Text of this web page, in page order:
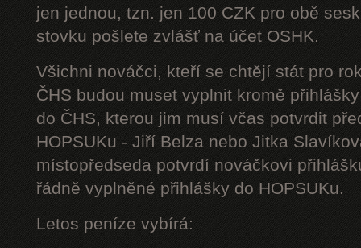
jen jednou, tzn. jen 100 CZK pro obě
stovku pošlete zvlášť na účet OSHK.
Všichni nováčci, kteří se chtějí stát pro
ČHS budou muset vyplnit kromě
do ČHS, kterou jim musí včas potvrdit
HOPSUKu - Jiří Belza nebo Jitka
místopředseda potvrdí nováčkovi
řádně vyplněné přihlášky do HOPSUKu.
Letos peníze vybírá: